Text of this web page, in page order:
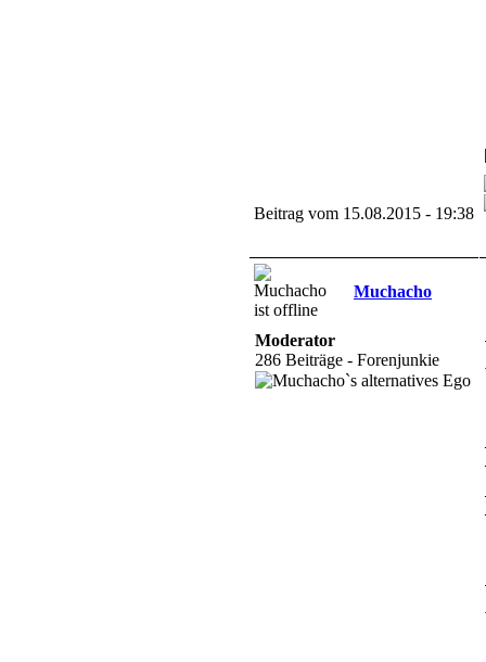
Beitrag vom 15.08.2015 - 19:38
Muchacho
Moderator
286 Beiträge - Forenjunkie